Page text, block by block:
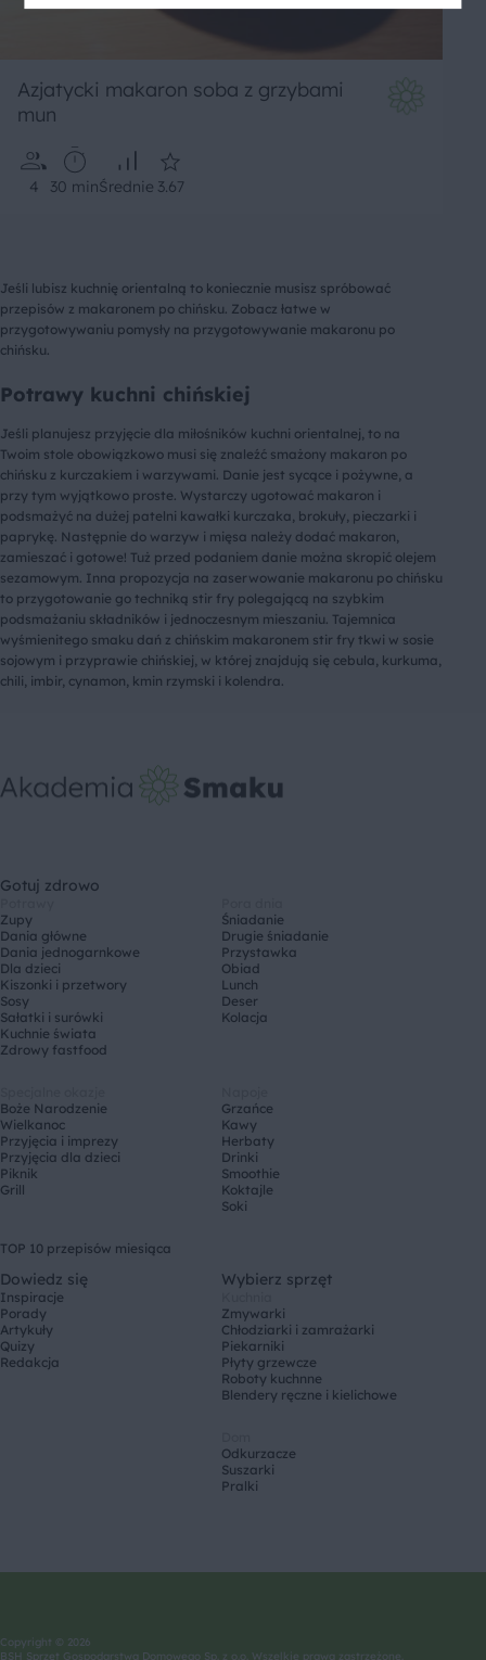
Azjatycki makaron soba z grzybami
mun
4 30 minŚrednie 3.67
Jeśli lubisz kuchnię orientalną to koniecznie musisz spróbować
przepisów z makaronem po chińsku. Zobacz łatwe w
przygotowywaniu pomysły na przygotowywanie makaronu po
chińsku.
Potrawy kuchni chińskiej
Jeśli planujesz przyjęcie dla miłośników kuchni orientalnej, to na
Twoim stole obowiązkowo musi się znaleźć smażony makaron po
chińsku z kurczakiem i warzywami. Danie jest sycące i pożywne, a
przy tym wyjątkowo proste. Wystarczy ugotować makaron i
podsmażyć na dużej patelni kawałki kurczaka, brokuły, pieczarki i
paprykę. Następnie do warzyw i mięsa należy dodać makaron,
zamieszać i gotowe! Tuż przed podaniem danie można skropić olejem
sezamowym. Inna propozycja na zaserwowanie makaronu po chińsku
to przygotowanie go techniką stir fry polegającą na szybkim
podsmażaniu składników i jednoczesnym mieszaniu. Tajemnica
wyśmienitego smaku dań z chińskim makaronem stir fry tkwi w sosie
sojowym i przyprawie chińskiej, w której znajdują się cebula, kurkuma,
chili, imbir, cynamon, kmin rzymski i kolendra.
Gotuj zdrowo
Zupy
Dania główne
Dania jednogarnkowe
Dla dzieci
Kiszonki i przetwory
Sosy
Sałatki i surówki
Kuchnie świata
Zdrowy fastfood
Śniadanie
Drugie śniadanie
Przystawka
Obiad
Lunch
Deser
Kolacja
Boże Narodzenie
Wielkanoc
Przyjęcia i imprezy
Przyjęcia dla dzieci
Piknik
Grill
Grzańce
Kawy
Herbaty
Drinki
Smoothie
Koktajle
Soki
TOP 10 przepisów miesiąca
Dowiedz się
Inspiracje
Porady
Artykuły
Quizy
Redakcja
Wybierz sprzęt
Zmywarki
Chłodziarki i zamrażarki
Piekarniki
Płyty grzewcze
Roboty kuchnne
Blendery ręczne i kielichowe
Odkurzacze
Suszarki
Pralki
Copyright © 2026
BSH Sprzęt Gospodarstwa Domowego Sp. z o.o. Wszelkie prawa zastrzeżone.